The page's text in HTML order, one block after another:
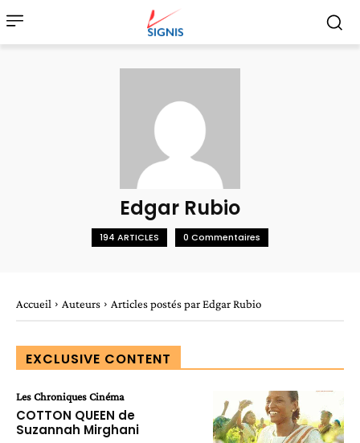
Edgar Rubio
194 ARTICLES 0 Commentaires
Accueil Auteurs Articles postés par Edgar Rubio
EXCLUSIVE CONTENT
Les Chroniques Cinéma
COTTON QUEEN de
Suzannah Mirghani